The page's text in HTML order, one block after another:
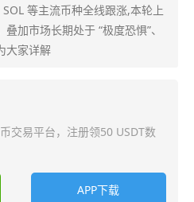
等主流币种全线跟涨,本轮上
加市场长期处于 “极度恐惧”、
大家详解
交易平台，注册领50 USDT数
APP下载